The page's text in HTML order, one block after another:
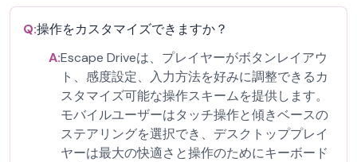
Q:操作をカスタマイズできますか？
A:Escape Driveは、プレイヤーがボタンレイアウ
ト、感度設定、入力方法を好みに調整できるカ
スタマイズ可能な操作スキームを提供します。
モバイルユーザーはタッチ操作と傾きベースの
ステアリングを選択でき、デスクトッププレイ
ヤーは最大の快適さと操作のためにキーボード